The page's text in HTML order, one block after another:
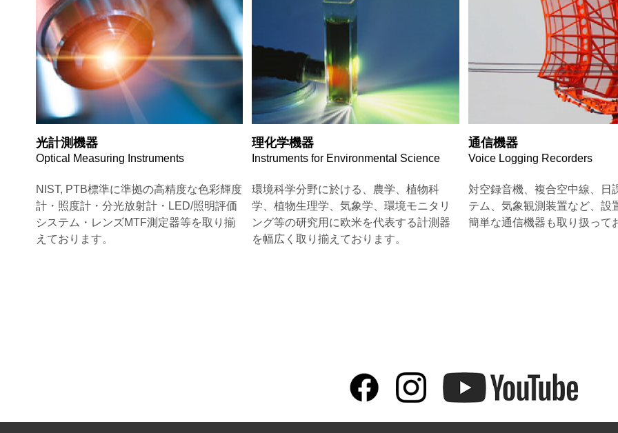
光計測機器
Optical Measuring Instruments
NIST, PTB標準に準拠の高精度な色彩輝度
計・照度計・分光放射計・LED/照明評価
システム・レンズMTF測定器等を取り揃
えております。
理化学機器
Instruments for Environmental Science
環境科学分野に於ける、農学、植物科
学、植物生理学、気象学、環境モニタリ
ング等の研究用に欧米を代表する計測器
を幅広く取り揃えております。
通信機器
Voice Logging Recorders
対空録音機、複合空中線、日
テム、気象観測装置など、設
簡単な通信機器も取り扱って